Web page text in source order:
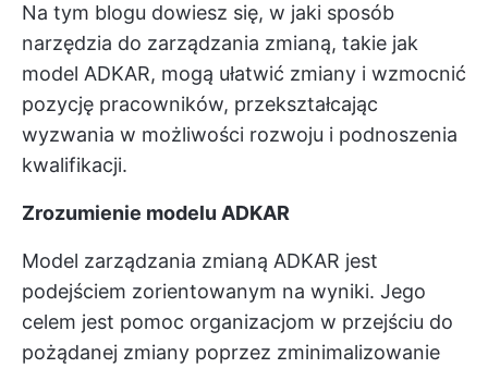
Na tym blogu dowiesz się, w jaki sposób
narzędzia do zarządzania zmianą, takie jak
model ADKAR, mogą ułatwić zmiany i wzmocnić
pozycję pracowników, przekształcając
wyzwania w możliwości rozwoju i podnoszenia
kwalifikacji.
Zrozumienie modelu ADKAR
Model zarządzania zmianą ADKAR jest
podejściem zorientowanym na wyniki. Jego
celem jest pomoc organizacjom w przejściu do
pożądanej zmiany poprzez zminimalizowanie